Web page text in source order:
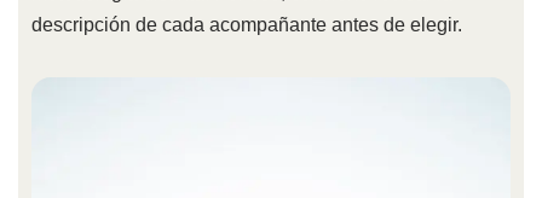
descripción de cada acompañante antes de elegir.